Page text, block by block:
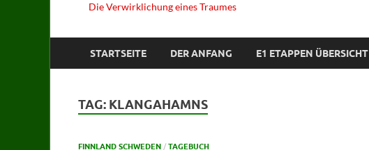
Die Verwirklichung eines Traumes
STARTSEITE DER ANFANG E1 ETAPPEN ÜBERSICHT
TAG: KLANGAHAMNS
FINNLAND SCHWEDEN / TAGEBUCH